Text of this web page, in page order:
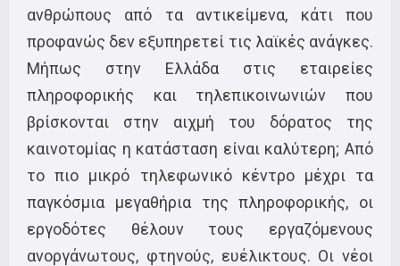
ανθρώπους από τα αντικείμενα, κάτι που
προφανώς δεν εξυπηρετεί τις λαϊκές ανάγκες.
Μήπως στην Ελλάδα στις εταιρείες
πληροφορικής και τηλεπικοινωνιών που
βρίσκονται στην αιχμή του δόρατος της
καινοτομίας η κατάσταση είναι καλύτερη; Από
το πιο μικρό τηλεφωνικό κέντρο μέχρι τα
παγκόσμια μεγαθήρια της πληροφορικής, οι
εργοδότες θέλουν τους εργαζόμενους
ανοργάνωτους, φτηνούς, ευέλικτους. Οι νέοι